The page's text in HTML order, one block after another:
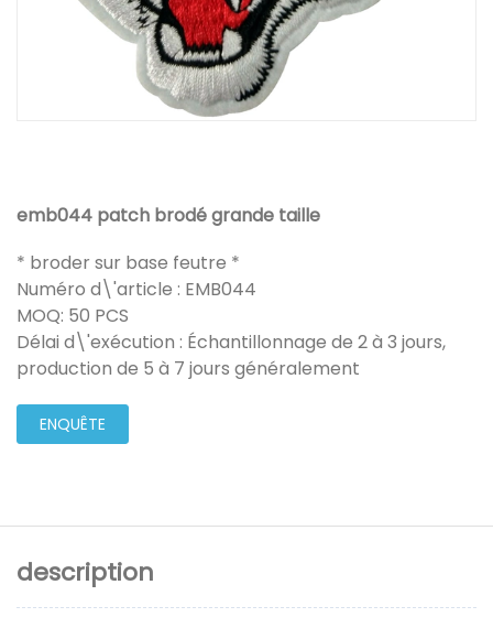
emb044 patch brodé grande taille
* broder sur base feutre *
Numéro d\'article : EMB044
MOQ: 50 PCS
Délai d\'exécution : Échantillonnage de 2 à 3 jours,
production de 5 à 7 jours généralement
ENQUÊTE
description